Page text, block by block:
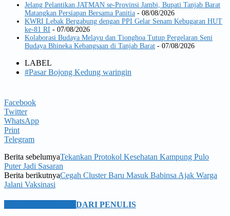
Jelang Pelantikan JATMAN se-Provinsi Jambi, Bupati Tanjab Barat
Matangkan Persiapan Bersama Panitia - 08/08/2026
KWRI Lebak Bergabung dengan PPI Gelar Senam Kebugaran HUT
ke-81 RI - 07/08/2026
Kolaborasi Budaya Melayu dan Tionghoa Tutup Pergelaran Seni
Budaya Bhineka Kebangsaan di Tanjab Barat - 07/08/2026
LABEL
#Pasar Bojong Kedung waringin
Facebook
Twitter
WhatsApp
Print
Telegram
Berita sebelumyaTekankan Protokol Kesehatan Kampung Pulo
Puter Jadi Sasaran
Berita berikutnyaCegah Cluster Baru Masuk Babinsa Ajak Warga
Jalani Vaksinasi
DARI PENULIS